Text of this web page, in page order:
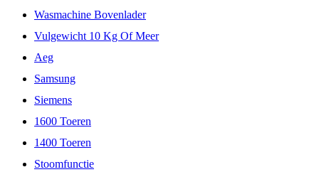
Wasmachine Bovenlader
Vulgewicht 10 Kg Of Meer
Aeg
Samsung
Siemens
1600 Toeren
1400 Toeren
Stoomfunctie